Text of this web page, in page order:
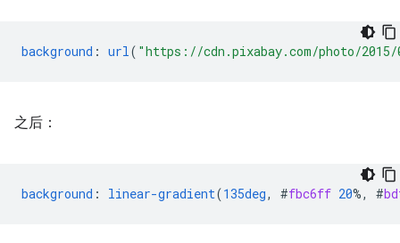
background : url( "https://cdn.pixabay.com/photo/
之后：
background : linear-gradient(135deg, #fbc6ff 20%, #